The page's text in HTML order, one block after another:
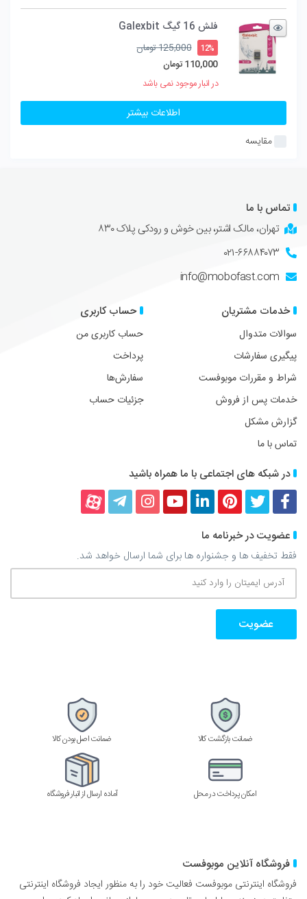
فلش 16 گیگ Galexbit
12%
125,000تومانقیمت
110,000 تومان
قیمت
110,000 تومان
است.
در انبار موجود نمی باشد
اطلاعات بیشتر
مقایسه
تماس با ما
تهران، مالک اشتر، بین خوش و رودکی پلاک ۸۳۰
۰۲۱-۶۶۸۸۴۰۷۳
info@mobofast.com
خدمات مشتریان
سوالات متدوال
پیگیری سفارشات
شراط و مقررات موبوفست
خدمات پس از فروش
گزارش مشکل
تماس با ما
حساب کاربری
حساب کاربری من
پرداخت
سفارش‌ها
جزئیات حساب
در شبکه های اجتماعی با ما همراه باشید
فیسبوکتوییترپینترستلینکداینیوتیوباینستاگرام
تلگرام آپارات
عضویت در خبرنامه ما
فقط تخفیف ها و جشنواره ها برای شما ارسال خواهد شد.
آدرس
ایمیتان
را
ضمانت بازگشت کالا ضمانت اصل بودن کالا
امکان پرداخت در محل آماده ارسال از انبار فروشگاه
فروشگاه آنلاین موبوفست
فروشگاه اینترنتی موبوفست فعالیت خود را به منظور ایجاد فروشگاه اینترنتی